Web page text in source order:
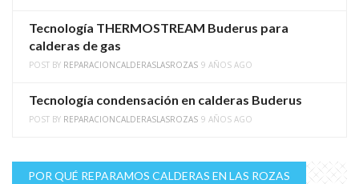
Tecnología THERMOSTREAM Buderus para
calderas de gas
POST BY REPARACIONCALDERASLASROZAS 9 AÑOS AGO
Tecnología condensación en calderas Buderus
POST BY REPARACIONCALDERASLASROZAS 9 AÑOS AGO
POR QUÉ REPARAMOS CALDERAS EN LAS ROZAS